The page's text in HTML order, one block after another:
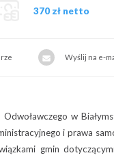
370 zł netto
Wyślij na e-
w
i prawa
gmin